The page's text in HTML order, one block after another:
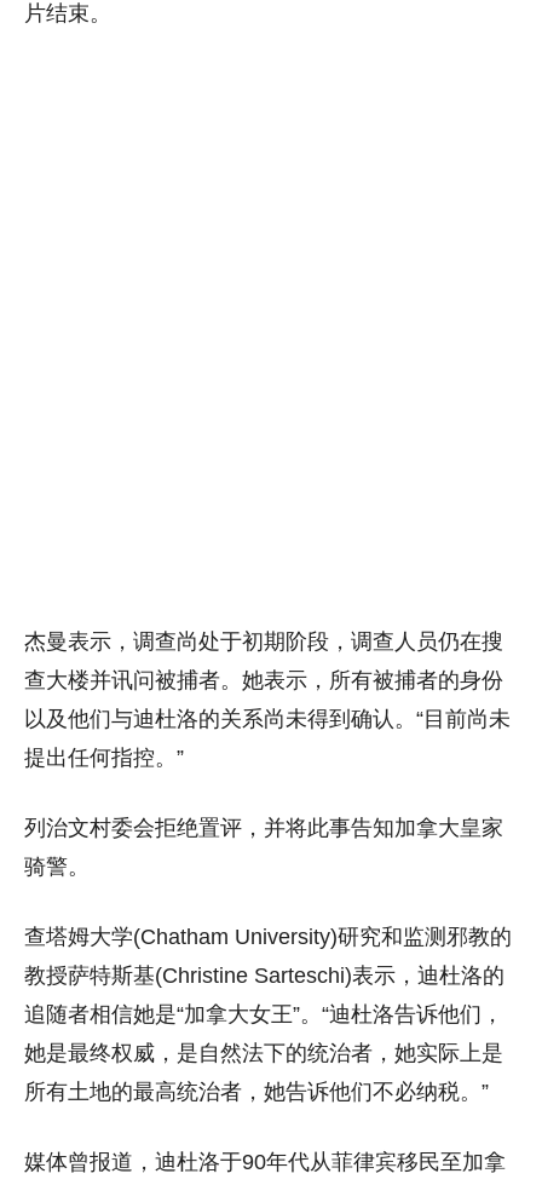
片结束。
杰曼表示，调查尚处于初期阶段，调查人员仍在搜
查大楼并讯问被捕者。她表示，所有被捕者的身份
以及他们与迪杜洛的关系尚未得到确认。“目前尚未
提出任何指控。”
列治文村委会拒绝置评，并将此事告知加拿大皇家
骑警。
查塔姆大学(Chatham University)研究和监测邪教的
教授萨特斯基(Christine Sarteschi)表示，迪杜洛的
追随者相信她是“加拿大女王”。“迪杜洛告诉他们，
她是最终权威，是自然法下的统治者，她实际上是
所有土地的最高统治者，她告诉他们不必纳税。”
媒体曾报道，迪杜洛于90年代从菲律宾移民至加拿